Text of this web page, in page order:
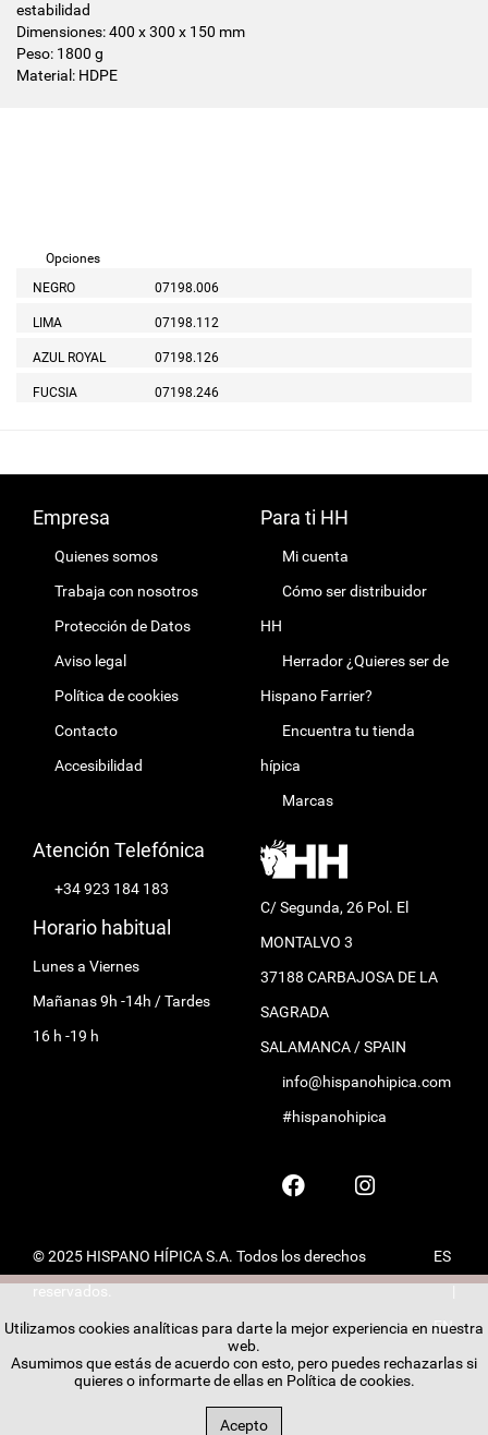
estabilidad
Dimensiones: 400 x 300 x 150 mm
Peso: 1800 g
Material: HDPE
Opciones
NEGRO
07198.006
LIMA 07198.112
AZUL ROYAL 07198.126
FUCSIA 07198.246
Empresa
Quienes somos
Trabaja con nosotros
Protección de Datos
Aviso legal
Política de cookies
Contacto
Accesibilidad
Para ti HH
Mi cuenta
Cómo ser distribuidor
HH
Herrador ¿Quieres ser de
Hispano Farrier?
Encuentra tu tienda
hípica
Marcas
Atención Telefónica
+34 923 184 183
Horario habitual
Lunes a Viernes
Mañanas 9h -14h / Tardes
16 h -19 h
C/ Segunda, 26 Pol. El
MONTALVO 3
37188 CARBAJOSA DE LA
SAGRADA
SALAMANCA / SPAIN
info@hispanohipica.com
#hispanohipica
© 2025 HISPANO HÍPICA S.A. Todos los derechos
reservados.
ES
EN
Utilizamos cookies analíticas para darte la mejor experiencia en nuestra
web.
Asumimos que estás de acuerdo con esto, pero puedes rechazarlas si
quieres o informarte de ellas en Política de cookies.
Acepto